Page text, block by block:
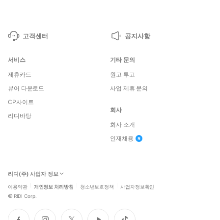
고객센터 공지사항
서비스
제휴카드
뷰어 다운로드
CP사이트
리디바탕
기타 문의
원고 투고
사업 제휴 문의
회사
회사 소개
인재채용
리디(주) 사업자 정보
이용약관 개인정보 처리방침 청소년보호정책 사업자정보확인
© RIDI Corp.